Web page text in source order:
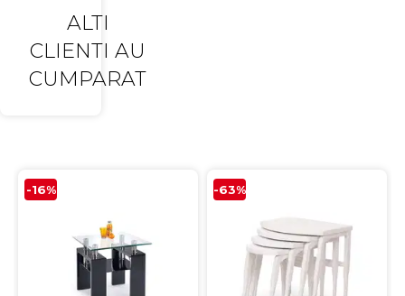
ALTI
CLIENTI AU
CUMPARAT
-16% -63%